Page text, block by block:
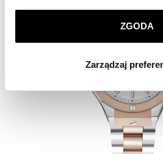
korzystamy. Możesz również
Zarządzaj preferencjami
. W
dokonać zmiany wybranych przez
ZGODA
Zarządzaj